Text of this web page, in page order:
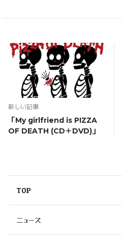
新しい記事
「My girlfriend is PIZZA
OF DEATH (CD＋DVD)」
TOP
ニュース